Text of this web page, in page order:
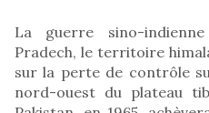
La guerre sino-indienne
Pradech, le territoire
sur la perte de contrôle
nord-ouest du plateau